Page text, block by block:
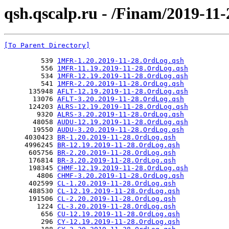
qsh.qscalp.ru - /Finam/2019-11-
[To Parent Directory]
         539
1MFR-1.20.2019-11-28.OrdLog.qsh
         556
1MFR-11.19.2019-11-28.OrdLog.qsh
         534
1MFR-12.19.2019-11-28.OrdLog.qsh
         541
1MFR-2.20.2019-11-28.OrdLog.qsh
      135948
AFLT-12.19.2019-11-28.OrdLog.qsh
       13076
AFLT-3.20.2019-11-28.OrdLog.qsh
      124203
ALRS-12.19.2019-11-28.OrdLog.qsh
        9320
ALRS-3.20.2019-11-28.OrdLog.qsh
       48058
AUDU-12.19.2019-11-28.OrdLog.qsh
       19550
AUDU-3.20.2019-11-28.OrdLog.qsh
     4030423
BR-1.20.2019-11-28.OrdLog.qsh
     4996245
BR-12.19.2019-11-28.OrdLog.qsh
      605756
BR-2.20.2019-11-28.OrdLog.qsh
      176814
BR-3.20.2019-11-28.OrdLog.qsh
      198345
CHMF-12.19.2019-11-28.OrdLog.qsh
        4806
CHMF-3.20.2019-11-28.OrdLog.qsh
      402599
CL-1.20.2019-11-28.OrdLog.qsh
      488530
CL-12.19.2019-11-28.OrdLog.qsh
      191506
CL-2.20.2019-11-28.OrdLog.qsh
        1224
CL-3.20.2019-11-28.OrdLog.qsh
         656
CU-12.19.2019-11-28.OrdLog.qsh
         296
CY-12.19.2019-11-28.OrdLog.qsh